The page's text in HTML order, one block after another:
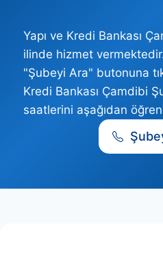
Yapı ve Kredi Bankası
ilinde hizmet
"Şubeyi Ara" butonuna
Kredi Bankası Çamdibi
saatlerini aşağıdan